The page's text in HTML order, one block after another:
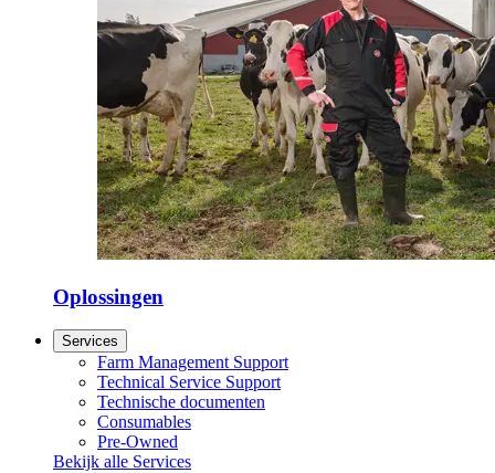
Oplossingen
Services
Farm Management Support
Technical Service Support
Technische documenten
Consumables
Pre-Owned
Bekijk alle Services